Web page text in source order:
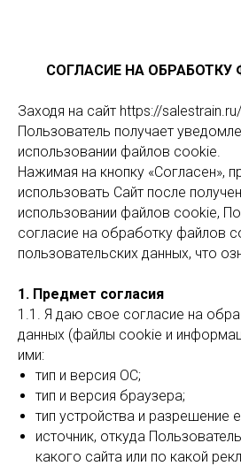
СОГЛАСИЕ НА ОБРАБОТКУ
Заходя на сайт https://
Пользователь получает
использовании файлов cookie.
Нажимая на кнопку «Согласен»,
использовать Сайт после
использовании файлов cookie,
согласие на обработку файлов
пользовательских данных, что
1. Предмет согласия
1.1. Я даю свое согласие на
данных (файлы cookie и
ими:
тип и версия ОС;
тип и версия браузера;
тип устройства и разрешение
источник, откуда
какого сайта или по какой